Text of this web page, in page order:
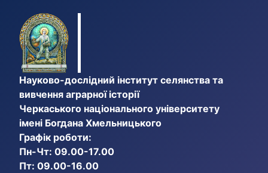
Науково-дослідний інститут селянства та
вивчення аграрної історії
Черкаського національного університету
імені Богдана Хмельницького
Графік роботи:
Пн-Чт: 09.00-17.00
Пт: 09.00-16.00